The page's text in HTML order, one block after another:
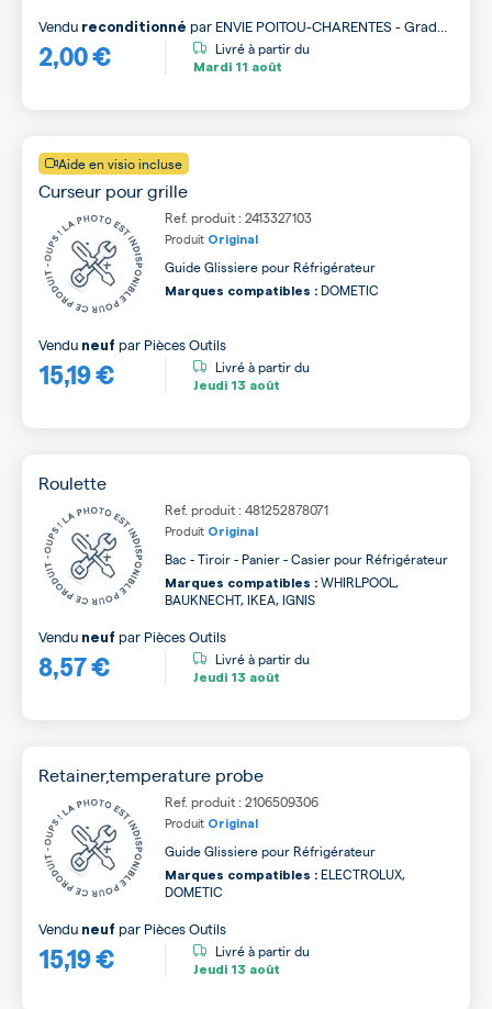
2,00 €
Vendu reconditionné par ENVIE POITOU-CHARENTES - Grade
B
Livré à partir du
Mardi 11 août
Aide en visio incluse
Curseur pour grille
Ref. produit : 2413327103
Produit Original
Guide Glissiere pour Réfrigérateur
Marques compatibles : DOMETIC
15,19 €
Vendu neuf par Pièces Outils
Livré à partir du
Jeudi 13 août
Roulette
Ref. produit : 481252878071
Produit Original
Bac - Tiroir - Panier - Casier pour Réfrigérateur
Marques compatibles : WHIRLPOOL,
BAUKNECHT, IKEA, IGNIS
8,57 €
Vendu neuf par Pièces Outils
Livré à partir du
Jeudi 13 août
Retainer,temperature probe
Ref. produit : 2106509306
Produit Original
Guide Glissiere pour Réfrigérateur
Marques compatibles : ELECTROLUX,
DOMETIC
15,19 €
Vendu neuf par Pièces Outils
Livré à partir du
Jeudi 13 août